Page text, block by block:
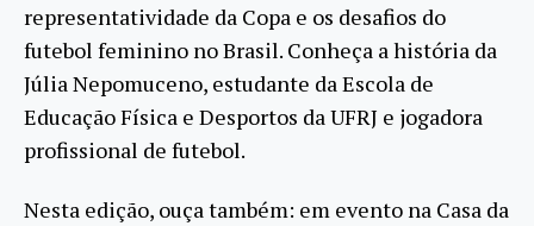
representatividade da Copa e os desafios do
futebol feminino no Brasil. Conheça a história da
Júlia Nepomuceno, estudante da Escola de
Educação Física e Desportos da UFRJ e jogadora
profissional de futebol.
Nesta edição, ouça também: em evento na Casa da